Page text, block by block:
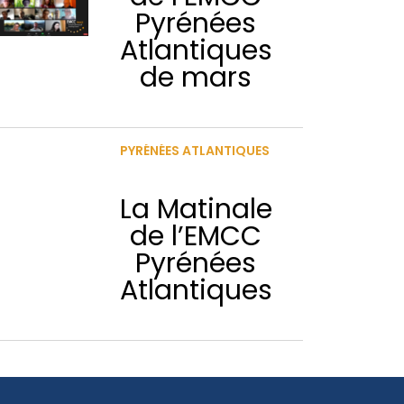
Pyrénées
Atlantiques
de mars
PYRÉNÉES ATLANTIQUES
La Matinale
de l’EMCC
Pyrénées
Atlantiques